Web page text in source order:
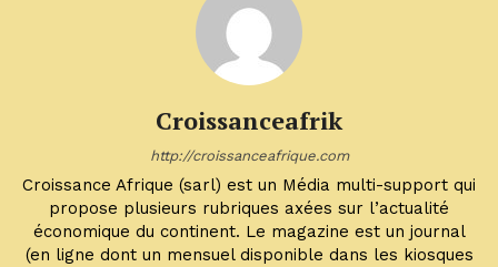
Croissanceafrik
http://croissanceafrique.com
Croissance Afrique (sarl) est un Média multi-support qui
propose plusieurs rubriques axées sur l’actualité
économique du continent. Le magazine est un journal
(en ligne dont un mensuel disponible dans les kiosques